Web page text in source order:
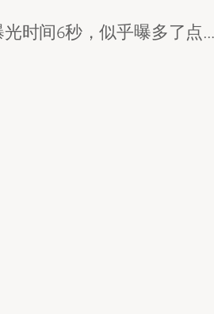
时间6秒，似乎曝多了